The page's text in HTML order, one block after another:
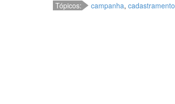
Tópicos: campanha,cadastramento